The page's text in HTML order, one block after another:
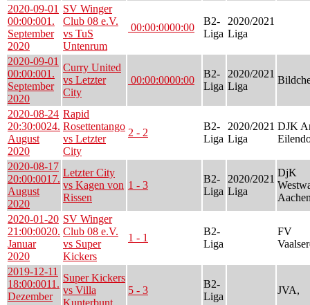
2020-09-01
00:00:001.
September
2020
SV Winger
Club 08 e.V.
vs TuS
Untenrum
00:00:0000:00
B2-
Liga
2020/2021
Liga
2020-09-01
00:00:001.
September
2020
Curry United
vs Letzter
City
00:00:0000:00
B2-
Liga
2020/2021
Liga
2020-08-24
20:30:0024.
August
2020
Rapid
Rosettentango
vs Letzter
City
2 - 2
B2-
Liga
2020/2021
Liga
DJK
2020-08-17
20:00:0017.
August
2020
Letzter City
vs Kagen von
Rissen
1 - 3
B2-
Liga
2020/2021
Liga
DjK
2020-01-20
21:00:0020.
Januar
2020
SV Winger
Club 08 e.V.
vs Super
Kickers
1 - 1
B2-
Liga
FV
2019-12-11
18:00:0011.
Dezember
Super Kickers
vs Villa
Kunterbunt
5 - 3
B2-
Liga
JVA,